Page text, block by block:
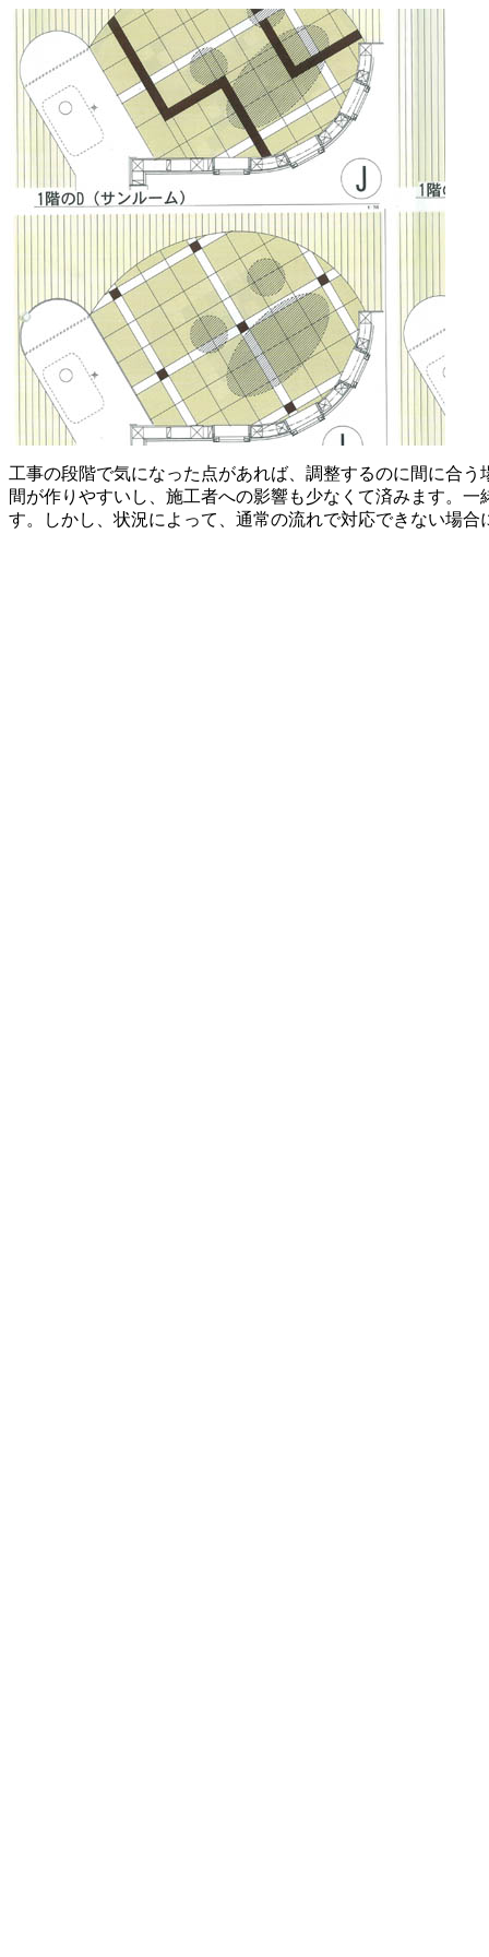
工事の段階で気になった点があれば、調整するのに間に合
間が作りやすいし、施工者への影響も少なくて済みます。
す。しかし、状況によって、通常の流れで対応できない場